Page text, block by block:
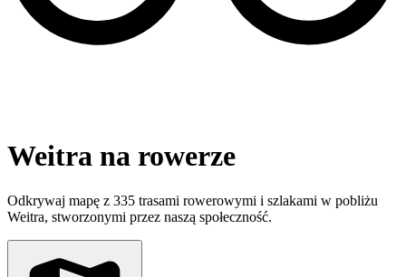
Weitra na rowerze
Odkrywaj mapę z 335 trasami rowerowymi i szlakami w pobliżu
Weitra, stworzonymi przez naszą społeczność.